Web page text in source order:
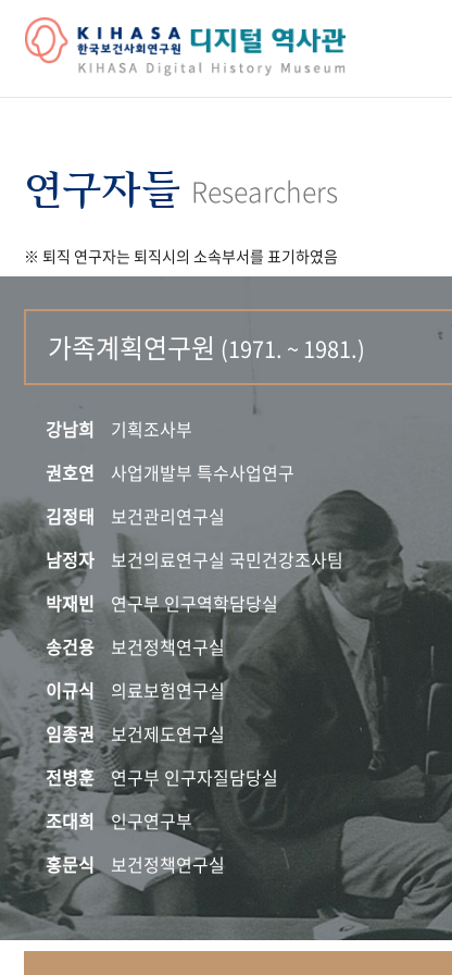
연구자들 Researchers
※ 퇴직 연구자는 퇴직시의 소속부서를 표기하였음
가족계획연구원 (1971. ~ 1981.)
강남희 기획조사부
권호연
사업개발부 특수사업연구
김정태
보건관리연구실
남정자
보건의료연구실 국민건강조사팀
박재빈
연구부 인구역학담당실
송건용
보건정책연구실
이규식
의료보험연구실
임종권
보건제도연구실
전병훈
연구부 인구자질담당실
조대희
인구연구부
홍문식
보건정책연구실